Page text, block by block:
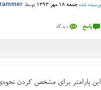
پرسیده شده جمعه ۱۸ مهر ۱۳۹۳ توسط
این پارامتر برای مشخص کردن